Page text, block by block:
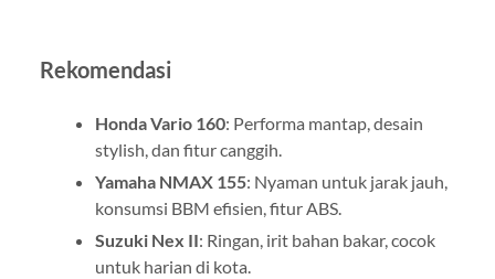
Rekomendasi
Honda Vario 160: Performa mantap, desain
stylish, dan fitur canggih.
Yamaha NMAX 155: Nyaman untuk jarak jauh,
konsumsi BBM efisien, fitur ABS.
Suzuki Nex II: Ringan, irit bahan bakar, cocok
untuk harian di kota.